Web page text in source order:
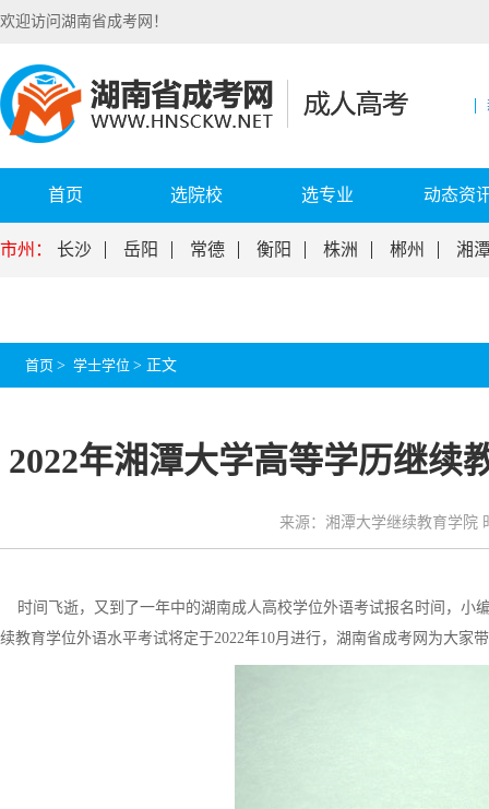
欢迎访问湖南省成考网！
首页 选院校 选专业 动态资
市州： 长沙 岳阳 常德 衡阳 株洲 郴州 湘
首页 > 学士学位 > 正文
2022年湘潭大学高等学历继续
来源：湘潭大学继续教育学院
时间飞逝，又到了一年中的湖南成人高校学位外语考试报名时间，小
续教育学位外语水平考试将定于2022年10月进行，湖南省成考网为大家